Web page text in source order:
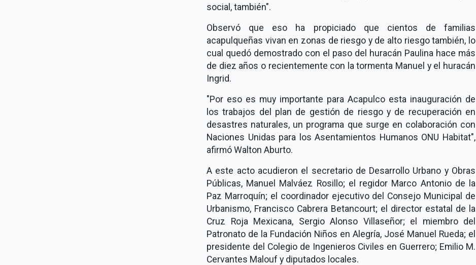
social, también".
Observó que eso ha propiciado que cientos de familias
acapulqueñas vivan en zonas de riesgo y de alto riesgo también, lo
cual quedó demostrado con el paso del huracán Paulina hace más
de diez años o recientemente con la tormenta Manuel y el huracán
Ingrid.
"Por eso es muy importante para Acapulco esta inauguración de
los trabajos del plan de gestión de riesgo y de recuperación en
desastres naturales, un programa que surge en colaboración con
Naciones Unidas para los Asentamientos Humanos ONU Habitat",
afirmó Walton Aburto.
A este acto acudieron el secretario de Desarrollo Urbano y Obras
Públicas, Manuel Malváez Rosillo; el regidor Marco Antonio de la
Paz Marroquín; el coordinador ejecutivo del Consejo Municipal de
Urbanismo, Francisco Cabrera Betancourt; el director estatal de la
Cruz Roja Mexicana, Sergio Alonso Villaseñor; el miembro del
Patronato de la Fundación Niños en Alegría, José Manuel Rueda; el
presidente del Colegio de Ingenieros Civiles en Guerrero; Emilio M.
Cervantes Malouf y diputados locales.